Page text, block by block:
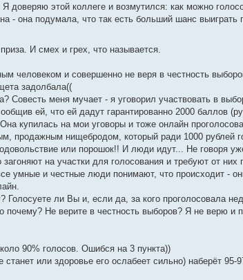
доверяю этой коллеге и возмутился: как можно
- она подумала, что так есть больший шанс выиграть
И смех и грех, что называется.
человеком и совершенно не веря в честность
задолбала((
меня мучает - я уговорил участвовать в
ей, что ей дадут гарантированно 2000 баллов
купилась на мои уговоры и тоже онлайн
продажным нищебродом, который ради 1000 рублей
или порошок!! И люди идут... Не говоря
на участки для голосования и требуют от них
умные и честные люди понимают, что происходит -
Голосуете ли Вы и, если да, за кого проголосовала
Не верите в честность выборов? Я не верю и
90% голосов. Ошибся на 3 пункта))
или здоровье его ослабеет сильно) наберёт 95-